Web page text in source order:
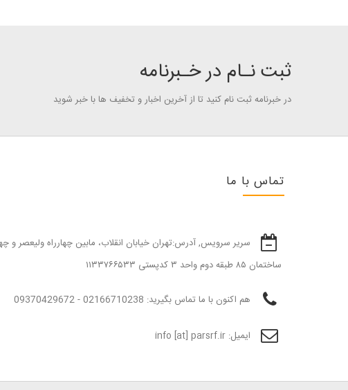
ثبت نـام در خـبرنامه
در خبرنامه ثبت نام کنید تا از آخرین اخبار و تخفیف ها با خبر شوید
تماس با ما
ساختمان ۸۵ طبقه دوم واحد ۳ كدپستی ۱۱۳۳۷۶۶۵۳۳
هم اکنون با ما تماس بگیرید: 02166710238 - 09370429672
ایمیل: info [at] parsrf.ir